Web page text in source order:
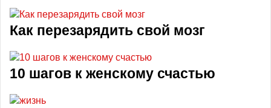
Как перезарядить свой мозг
10 шагов к женскому счастью